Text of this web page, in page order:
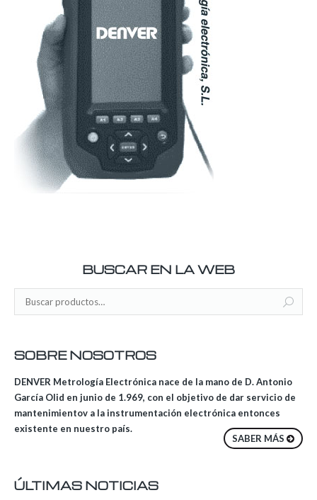
BUSCAR EN LA WEB
SOBRE NOSOTROS
DENVER Metrología Electrónica nace de la mano de D. Antonio
García Olid en junio de 1.969, con el objetivo de dar servicio de
mantenimientov a la instrumentación electrónica entonces
existente en nuestro país.
SABER MÁS
ÚLTIMAS NOTICIAS